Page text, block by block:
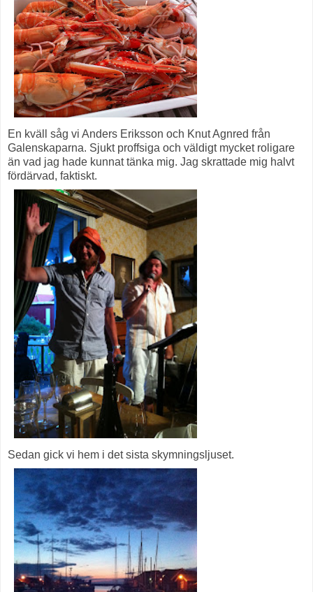
En kväll såg vi Anders Eriksson och Knut Agnred från
Galenskaparna. Sjukt proffsiga och väldigt mycket roligare
än vad jag hade kunnat tänka mig. Jag skrattade mig halvt
fördärvad, faktiskt.
Sedan gick vi hem i det sista skymningsljuset.